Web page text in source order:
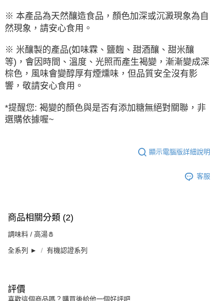
※ 本產品為天然釀造食品，顏色加深或沉澱現象為自
然現象，請安心食用。
※ 米釀製的產品(如味霖、鹽麴、甜酒釀、甜米釀
等)，會因時間、溫度、光照而產生褐變，漸漸變成深
棕色，風味會變醇厚有煙燻味，但品質安全沒有影
響，敬請安心食用。
*提醒您: 褐變的顏色與是否有添加糖無絕對關聯，非
選購依據喔~
顯示電腦版詳細說明
客服
商品相關分類 (2)
調味料 / 高湯🧂
全系列 ► 有機認證系列
評價
喜歡這個商品嗎？購買後給他一個好評吧